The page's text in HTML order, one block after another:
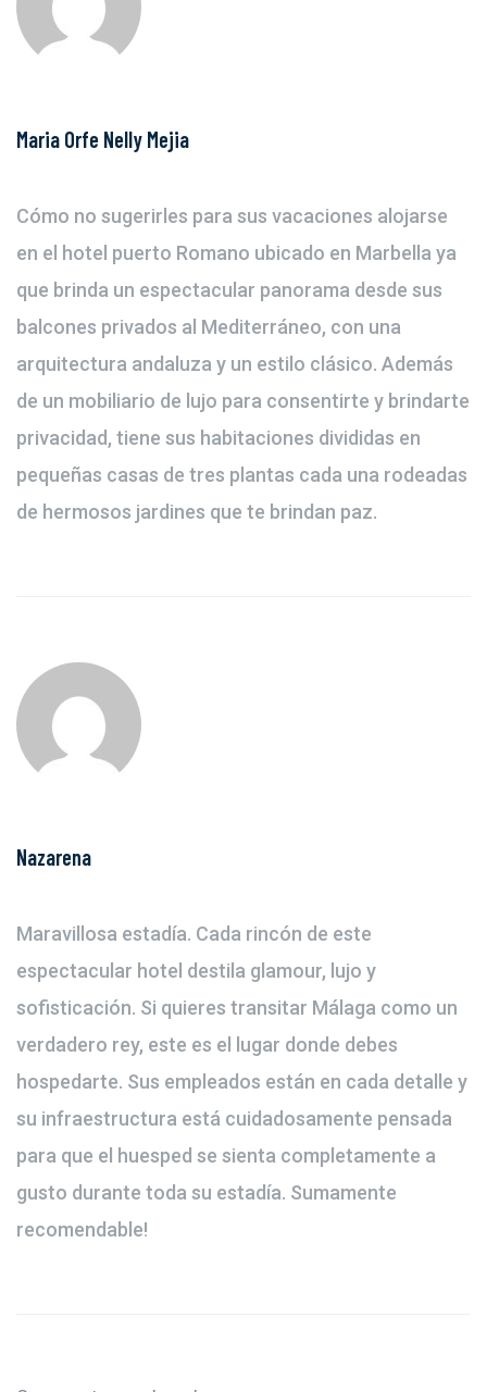
Maria Orfe Nelly Mejia
Cómo no sugerirles para sus vacaciones alojarse
en el hotel puerto Romano ubicado en Marbella ya
que brinda un espectacular panorama desde sus
balcones privados al Mediterráneo, con una
arquitectura andaluza y un estilo clásico. Además
de un mobiliario de lujo para consentirte y brindarte
privacidad, tiene sus habitaciones divididas en
pequeñas casas de tres plantas cada una rodeadas
de hermosos jardines que te brindan paz.
Nazarena
Maravillosa estadía. Cada rincón de este
espectacular hotel destila glamour, lujo y
sofisticación. Si quieres transitar Málaga como un
verdadero rey, este es el lugar donde debes
hospedarte. Sus empleados están en cada detalle y
su infraestructura está cuidadosamente pensada
para que el huesped se sienta completamente a
gusto durante toda su estadía. Sumamente
recomendable!